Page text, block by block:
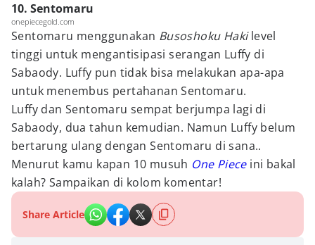
10. Sentomaru
onepiecegold.com
Sentomaru menggunakan Busoshoku Hakilevel
tinggi untuk mengantisipasi serangan Luffy di
Sabaody. Luffy pun tidak bisa melakukan apa-apa
untuk menembus pertahanan Sentomaru.
Luffy dan Sentomaru sempat berjumpa lagi di
Sabaody, dua tahun kemudian. Namun Luffy belum
bertarung ulang dengan Sentomaru di sana..
Menurut kamu kapan 10 musuh One Pieceini bakal
kalah? Sampaikan di kolom komentar!
Share Article